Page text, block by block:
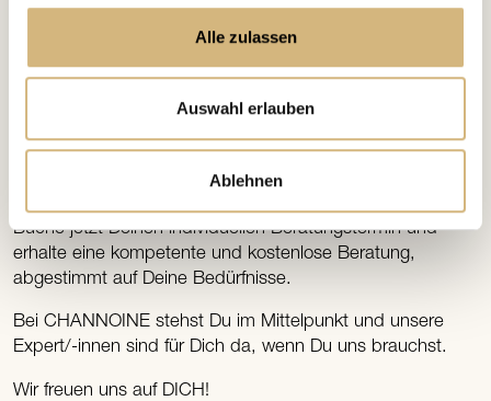
Alle zulassen
Auswahl erlauben
Ablehnen
INDIVIDUELL UND KOSTENFREI
Beratungstermin
Buche jetzt Deinen individuellen Beratungstermin und
erhalte eine kompetente und kostenlose Beratung,
abgestimmt auf Deine Bedürfnisse.
Bei CHANNOINE stehst Du im Mittelpunkt und unsere
Expert/-innen sind für Dich da, wenn Du uns brauchst.
Wir freuen uns auf DICH!